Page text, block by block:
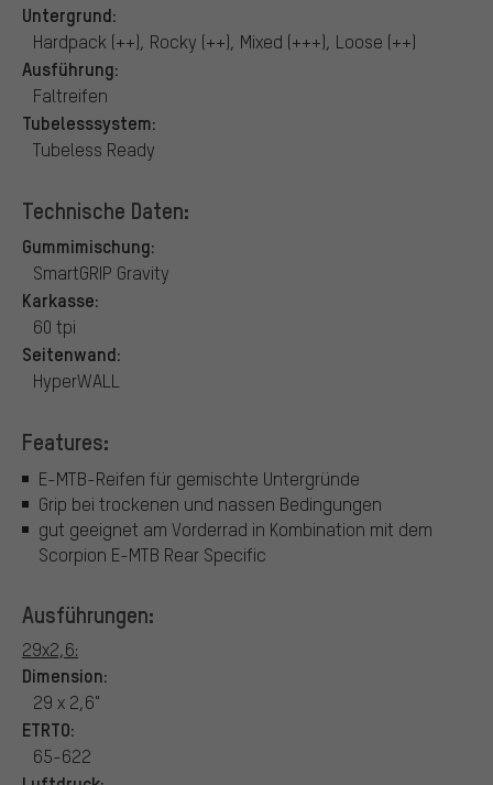
Untergrund:
Hardpack (++), Rocky (++), Mixed (+++), Loose (++)
Ausführung:
Faltreifen
Tubelesssystem:
Tubeless Ready
Technische Daten:
Gummimischung:
SmartGRIP Gravity
Karkasse:
60 tpi
Seitenwand:
HyperWALL
Features:
E-MTB-Reifen für gemischte Untergründe
Grip bei trockenen und nassen Bedingungen
gut geeignet am Vorderrad in Kombination mit dem
Scorpion E-MTB Rear Specific
Ausführungen:
29x2,6:
Dimension:
29 x 2,6"
ETRTO:
65-622